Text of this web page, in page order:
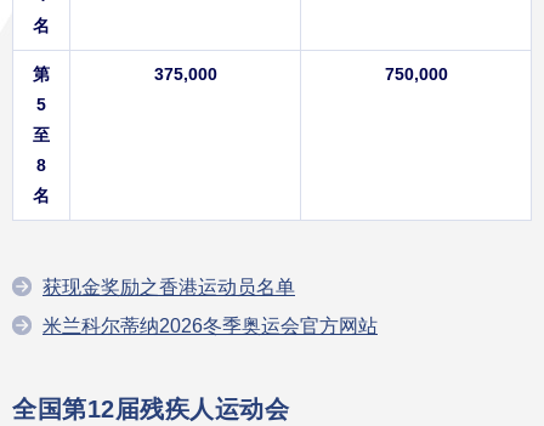
名
第
5
至
8
名
375,000 750,000
获现金奖励之香港运动员名单
米兰科尔蒂纳2026冬季奥运会官方网站
全国第12届残疾人运动会